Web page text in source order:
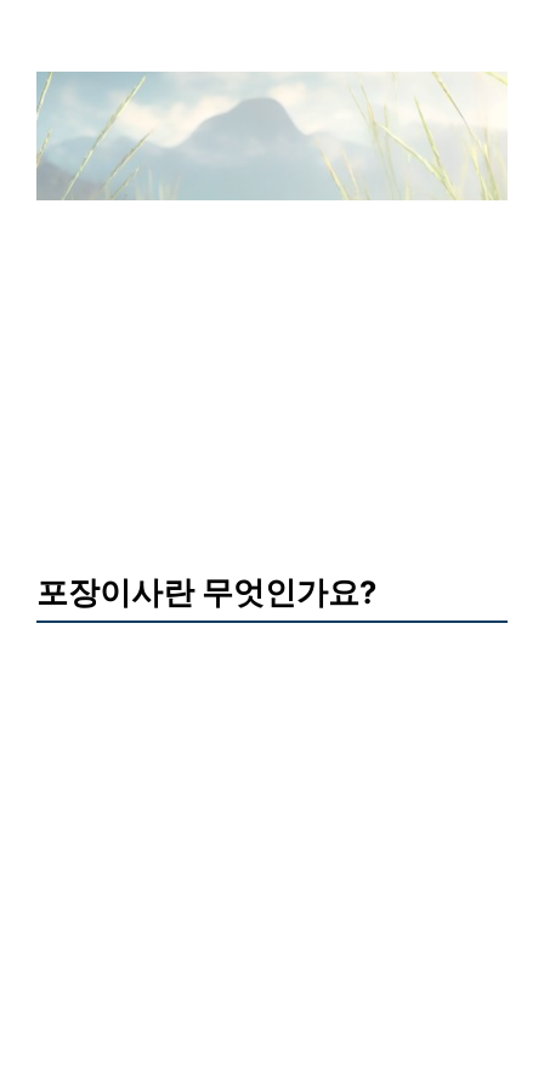
포장이사란 무엇인가요?